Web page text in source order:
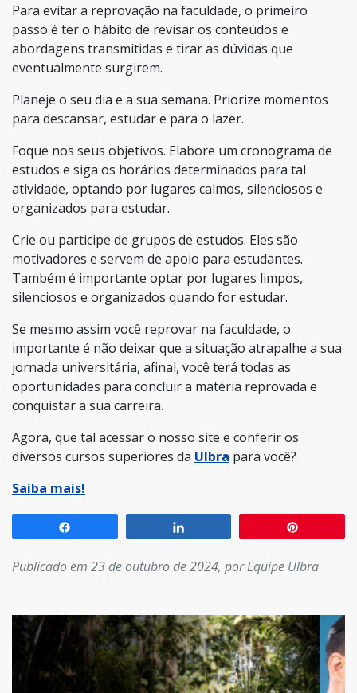
Para evitar a reprovação na faculdade, o primeiro
passo é ter o hábito de revisar os conteúdos e
abordagens transmitidas e tirar as dúvidas que
eventualmente surgirem.
Planeje o seu dia e a sua semana. Priorize momentos
para descansar, estudar e para o lazer.
Foque nos seus objetivos. Elabore um cronograma de
estudos e siga os horários determinados para tal
atividade, optando por lugares calmos, silenciosos e
organizados para estudar.
Crie ou participe de grupos de estudos. Eles são
motivadores e servem de apoio para estudantes.
Também é importante optar por lugares limpos,
silenciosos e organizados quando for estudar.
Se mesmo assim você reprovar na faculdade, o
importante é não deixar que a situação atrapalhe a sua
jornada universitária, afinal, você terá todas as
oportunidades para concluir a matéria reprovada e
conquistar a sua carreira.
Agora, que tal acessar o nosso site e conferir os
diversos cursos superiores da Ulbra para você?
Saiba mais!
Publicado em 23 de outubro de 2024, por Equipe Ulbra